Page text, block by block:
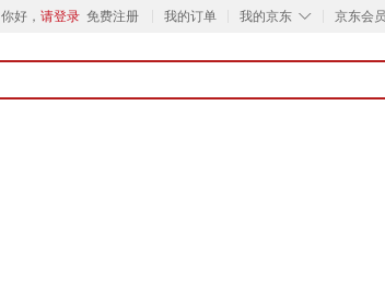
你好， 请登录 免费注册 我的订单 ◇
我的京东 京东会员